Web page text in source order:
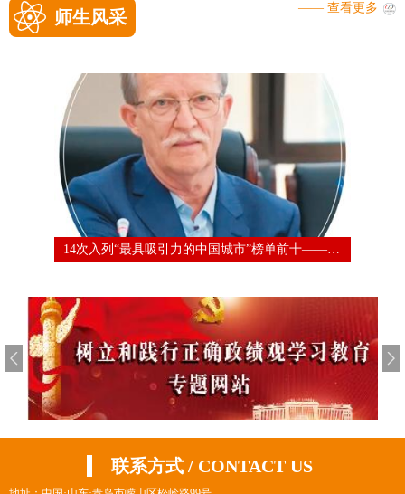
师生风采 —— 查看更多
联系方式 / CONTACT US